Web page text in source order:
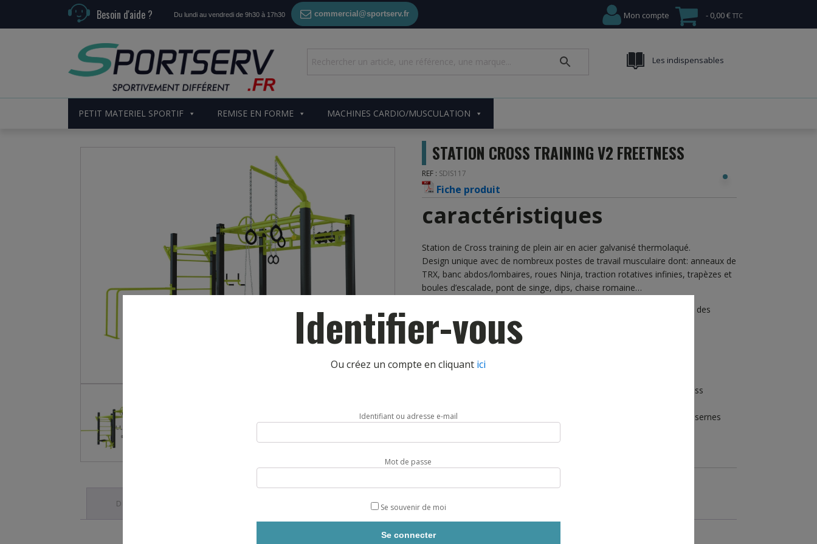
Besoin d'aide ? Du lundi au vendredi de 9h30 à 17h30 commercial@sportserv.fr Mon compte 0,00 €
Les indispensables
PETIT MATERIEL SPORTIF REMISE EN FORME MACHINES CARDIO/MUSCULATION
STATION CROSS TRAINING V2 FREETNESS
REF : SDIS117
Fiche produit
caractéristiques
Station de Cross training de plein air en acier galvanisé thermolaqué.
Design unique avec de nombreux postes de travail musculaire dont: anneaux de
TRX, banc abdos/lombaires, roues Ninja, traction rotatives infinies, trapèzes et
boules d’escalade, pont de singe, dips, chaise romaine…
La station est connectée à une application mobile gratuite proposant des
séances avec un coach en Cross training !
Accès libre.
DIFFICULTÉ
plus de 14 postes musculaires différents, la station Cross
Elle a déjà séduit de multiples collectivités mais aussi beaucoup de casernes
DESCRIPTION
Identifier-vous
Ou créez un compte en cliquant ici
Identifiant ou adresse e-mail
Mot de passe
Se souvenir de moi